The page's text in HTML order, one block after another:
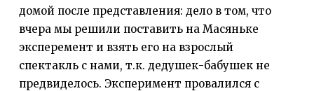
домой после представления: дело в том, что
вчера мы решили поставить на Масяньке
эксперемент и взять его на взрослый
спектакль с нами, т.к. дедушек-бабушек не
предвиделось. Эксперимент провалился с